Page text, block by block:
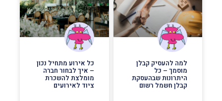
למה להעסיק קבלן
מוסמך – כל
היתרונות שבהעסקת
קבלן חשמל רשום
כל אירוע מתחיל נכון
– איך לבחור חברה
מומלצת להשכרת
ציוד לאירועים